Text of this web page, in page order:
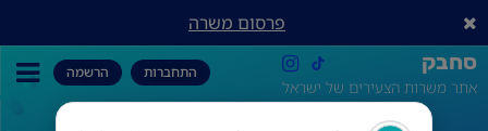
פרסום משרה
סחבק
אתר משרות הצעירים של ישראל
התחברות הרשמה